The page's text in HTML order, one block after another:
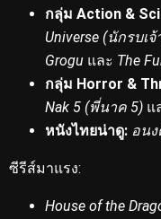
กลุ่ม Action &
Universe (นักรบเ
Grogu และ The
กลุ่ม Horror &
Nak 5 (พี่นาค 5) แ
หนังไทยน่าดู: อนง
ซีรีส์มาแรง:
House of the